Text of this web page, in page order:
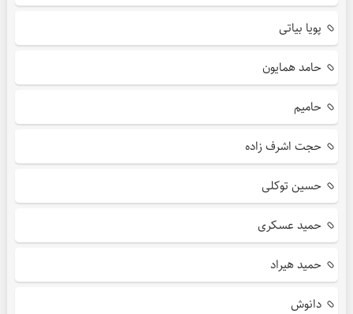
پویا بیاتی
حامد همایون
حامیم
حجت اشرف زاده
حسین توکلی
حمید عسکری
حمید هیراد
دانوش